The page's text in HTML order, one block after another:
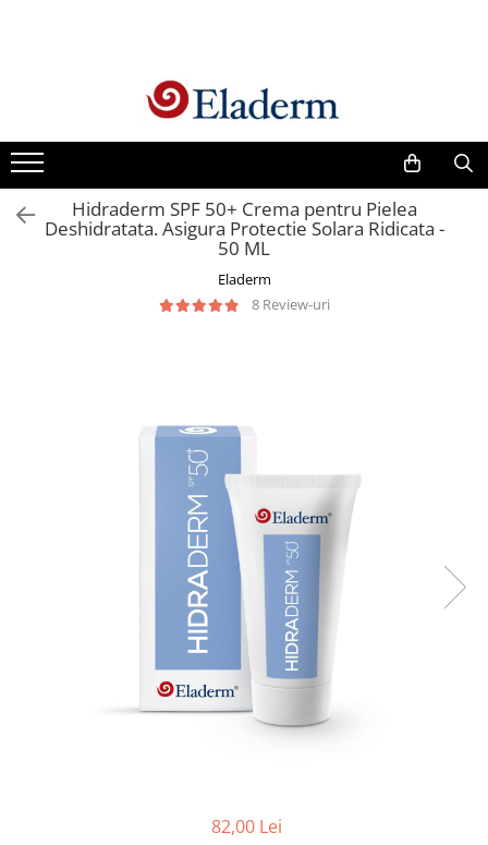
Vezi toate produsele
Creme cu protectie solara
Produse Antirid
Produse Hidratante
Produse Anti sebum
Produse Par si Scalp
Produse pentru curatare
Produse pentru pete pigmentare
Hidraderm SPF 50+ Crema pentru Pielea
Deshidratata. Asigura Protectie Solara Ridicata -
50 ML
Eladerm
8 Review-uri
82,00 Lei